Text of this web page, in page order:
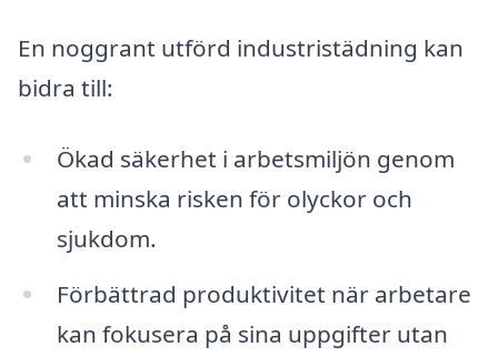
En noggrant utförd industristädning kan
bidra till:
Ökad säkerhet i arbetsmiljön genom
att minska risken för olyckor och
sjukdom.
Förbättrad produktivitet när arbetare
kan fokusera på sina uppgifter utan